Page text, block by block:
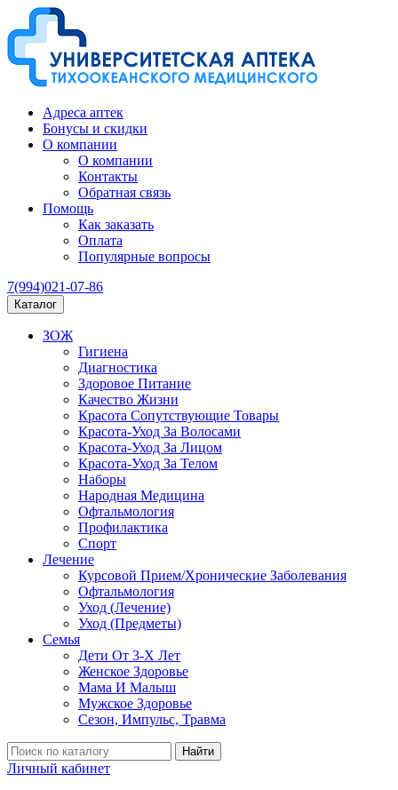
Адреса аптек
Бонусы и скидки
О компании
О компании
Контакты
Обратная связь
Помощь
Как заказать
Оплата
Популярные вопросы
7(994)021-07-86
Каталог
ЗОЖ
Гигиена
Диагностика
Здоровое Питание
Качество Жизни
Красота Сопутствующие Товары
Красота-Уход За Волосами
Красота-Уход За Лицом
Красота-Уход За Телом
Наборы
Народная Медицина
Офтальмология
Профилактика
Спорт
Лечение
Курсовой Прием/Хронические Заболевания
Офтальмология
Уход (Лечение)
Уход (Предметы)
Семья
Дети От 3-Х Лет
Женское Здоровье
Мама И Малыш
Мужское Здоровье
Сезон, Импульс, Травма
Найти
Личный кабинет